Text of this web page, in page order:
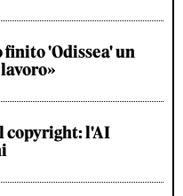
'Odissea' un
copyright: l'AI